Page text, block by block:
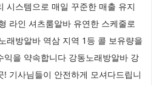
시스템으로 매일 꾸준한 매출 유지
라인 셔츠룸알바 유연한 스케줄로
래방알바 역삼 지역 1등 콜 보유량을
익을 약속합니다 강동노래방알바 강
기사님들이 안전하게 모셔다드립니